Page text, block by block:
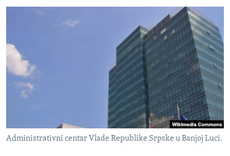
ISPRIČAJ MI
DNEVNO@RSE
SPECIJALI RSE
GENOCID U SREBRENICI
POPLAVE I KLIZIŠTA U BIH 2024.
Administrativni centar Vlade Republike Srpske u Banjoj Luci.